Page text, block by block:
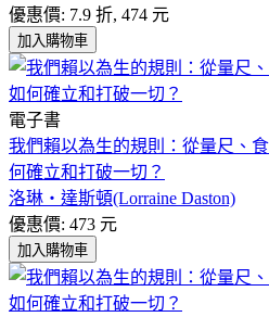
優惠價: 7.9 折, 474 元
加入購物車
電子書
我們賴以為生的規則：從量尺、
何確立和打破一切？
洛琳‧達斯頓(Lorraine Daston)
優惠價: 473 元
加入購物車